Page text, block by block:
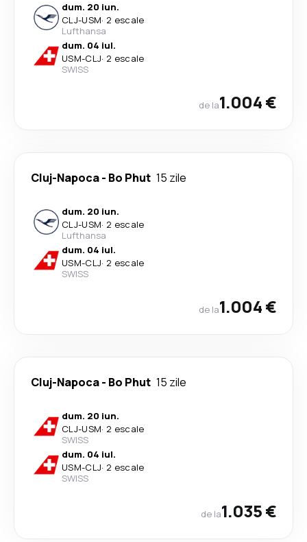
dum. 20 iun.
CLJ-USM· 2 escale
Lufthansa
dum. 04 iul.
USM-CLJ· 2 escale
SWISS
de la1.004 €
Cluj-Napoca- Bo Phut 15 zile
dum. 20 iun.
CLJ-USM· 2 escale
Lufthansa
dum. 04 iul.
USM-CLJ· 2 escale
SWISS
de la1.004 €
Cluj-Napoca- Bo Phut 15 zile
dum. 20 iun.
CLJ-USM· 2 escale
SWISS
dum. 04 iul.
USM-CLJ· 2 escale
SWISS
de la1.035 €